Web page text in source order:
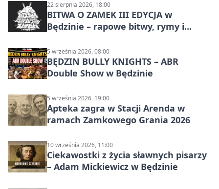
22 sierpnia 2026, 18:00
BITWA O ZAMEK III EDYCJA w
Będzinie – rapowe bitwy, rymy i
5 września 2026, 08:00
BĘDZIN BULLY KNIGHTS – ABR
Double Show w Będzinie
5 września 2026, 19:00
Apteka zagra w Stacji Arenda w
ramach Zamkowego Grania 2026
10 września 2026, 11:00
Ciekawostki z życia sławnych pisarzy
– Adam Mickiewicz w Będzinie